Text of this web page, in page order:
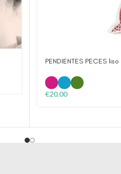
PENDIENTES PECES liso
€20.00